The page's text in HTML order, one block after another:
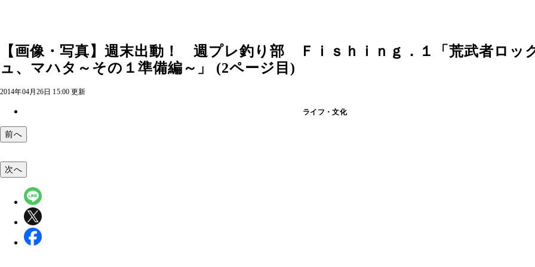
【画像・写真】週末出動！ 週プレ釣り部 Ｆｉｓｈｉｎｇ．１「荒武者ロッ
ュ、マハタ～その１準備編～」 (2ページ目)
2014年04月26日 15:00 更新
ライフ・文化
前へ
次へ